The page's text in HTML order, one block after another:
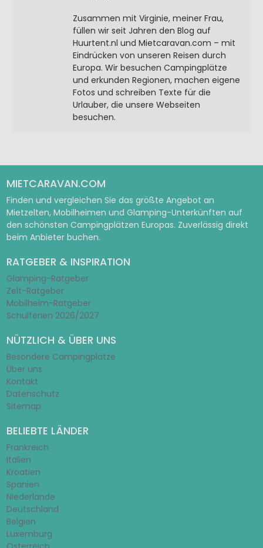
Zusammen mit Virginie, meiner Frau,
füllen wir seit Jahren den Blog auf
Huurtent.nl und Mietcaravan.com – mit
Eindrücken von unseren Reisen durch
Europa. Wir besuchen Campingplätze
und erkunden Regionen, machen eigene
Fotos und schreiben Texte für die
Urlauber, die unsere Webseiten
besuchen.
MIETCARAVAN.COM
Finden und vergleichen Sie das größte Angebot an
Mietzelten, Mobilheimen und Glamping-Unterkünften auf
den schönsten Campingplätzen Europas. Zuverlässig direkt
beim Anbieter buchen.
RATGEBER & INSPIRATION
Glamping-Ratgeber
Zelt-Ratgeber
Mobilheim-Ratgeber
Schulferien 2026/2027
NÜTZLICH & ÜBER UNS
Besondere Campingplätze
Über uns
Kontakt
Datenschutz
Sitemap
BELIEBTE LÄNDER
Frankreich
Italien
Kroatien
Spanien
Niederlande
Deutschland
Belgien
Luxemburg